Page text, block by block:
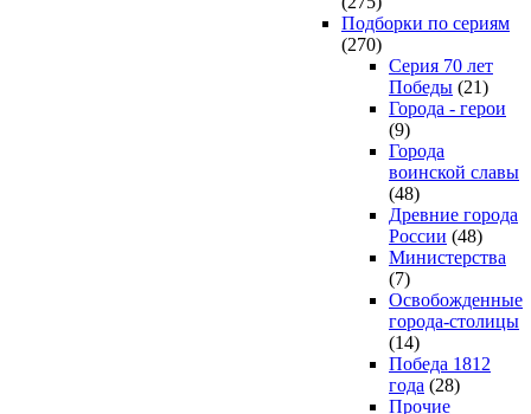
Подборки по сериям
(270)
Серия 70 лет
Победы (21)
Города - герои
(9)
Города
воинской славы
(48)
Древние города
России (48)
Министерства
(7)
Освобожденные
города-столицы
(14)
Победа 1812
года (28)
Прочие